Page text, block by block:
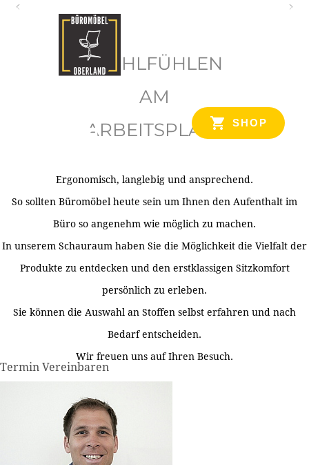
SHOP
WOHLFÜHLEN
AM
ARBEITSPLATZ
Ergonomisch, langlebig und ansprechend.
So sollten Büromöbel heute sein um Ihnen den Aufenthalt im
Büro so angenehm wie möglich zu machen.
In unserem Schauraum haben Sie die Möglichkeit die Vielfalt der
Produkte zu entdecken und den erstklassigen Sitzkomfort
persönlich zu erleben.
Sie können die Auswahl an Stoffen selbst erfahren und nach
Bedarf entscheiden.
Wir freuen uns auf Ihren Besuch.
Termin Vereinbaren